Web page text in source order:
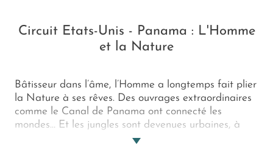
Circuit Etats-Unis - Panama : L'Homme
et la Nature
Bâtisseur dans l’âme, l’Homme a longtemps fait plier
la Nature à ses rêves. Des ouvrages extraordinaires
comme le Canal de Panama ont connecté les
mondes… Et les jungles sont devenues urbaines, à
l’instar de New York ou de Panama City,